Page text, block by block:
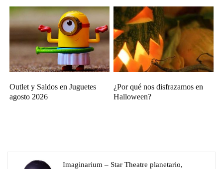
Outlet y Saldos en Juguetes
agosto 2026
¿Por qué nos disfrazamos en
Halloween?
Imaginarium – Star Theatre planetario,